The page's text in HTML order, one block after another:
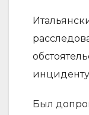
Был